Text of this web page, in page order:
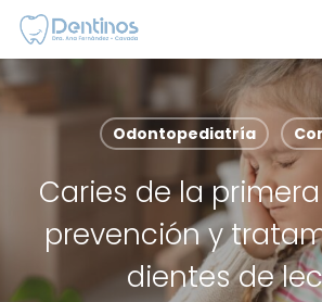
Skip
content
Odontopediatría
Caries de la
prevención y
dientes de